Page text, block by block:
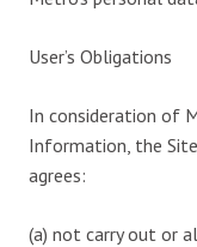
User’s Obligations
In consideration of
Information, the
agrees:
(a) not carry out or